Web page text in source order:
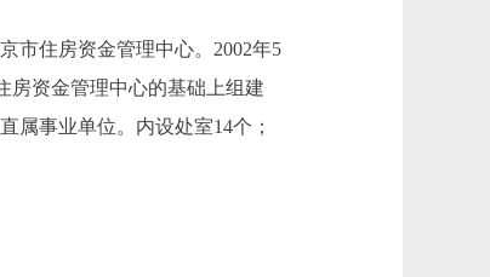
市住房资金管理中心。2002年5
房资金管理中心的基础上组建
属事业单位。内设处室14个；